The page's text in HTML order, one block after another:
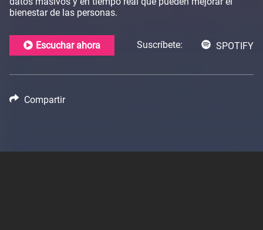
bienestar de las personas.
Escuchar ahora Suscríbete: SPOTIFY
Compartir